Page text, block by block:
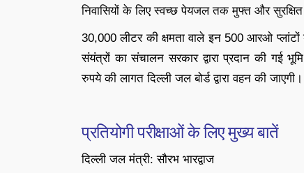
निवासियों के लिए स्वच्छ पेयजल तक मुफ्त और
30,000 लीटर की क्षमता वाले इन 500 आरओ प्लांटों
संयंत्रों का संचालन सरकार द्वारा प्रदान की गई
रुपये की लागत दिल्ली जल बोर्ड द्वारा वहन की जाएगी।
प्रतियोगी परीक्षाओं के लिए मुख्य बातें
दिल्ली जल मंत्री: सौरभ भारद्वाज